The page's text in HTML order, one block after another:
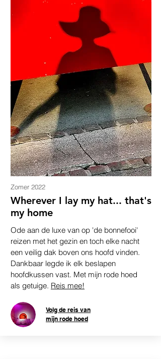
Zomer 2022
Wherever I lay my hat... that's
my home
Ode aan de luxe van op 'de bonnefooi'
reizen met het gezin en toch elke nacht
een veilig dak boven ons hoofd vinden.
Dankbaar legde ik elk beslapen
hoofdkussen vast. Met mijn rode hoed
als getuige. Reis mee!
Volg de reis van
mijn rode hoed